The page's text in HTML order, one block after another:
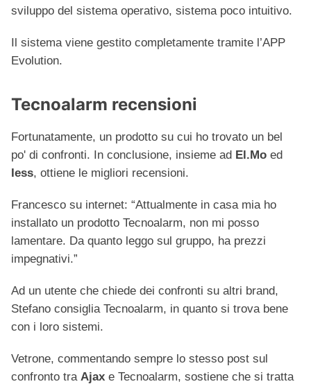
sviluppo del sistema operativo, sistema poco intuitivo.
Il sistema viene gestito completamente tramite l’APP
Evolution.
Tecnoalarm recensioni
Fortunatamente, un prodotto su cui ho trovato un bel
po' di confronti. In conclusione, insieme ad El.Mo ed
Iess, ottiene le migliori recensioni.
Francesco su internet: “Attualmente in casa mia ho
installato un prodotto Tecnoalarm, non mi posso
lamentare. Da quanto leggo sul gruppo, ha prezzi
impegnativi.”
Ad un utente che chiede dei confronti su altri brand,
Stefano consiglia Tecnoalarm, in quanto si trova bene
con i loro sistemi.
Vetrone, commentando sempre lo stesso post sul
confronto tra Ajax e Tecnoalarm, sostiene che si tratta